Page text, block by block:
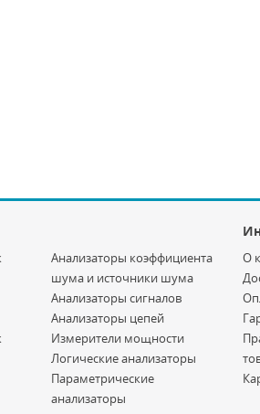
Анализаторы коэффициента
шума и источники шума
Анализаторы сигналов
Анализаторы цепей
Измерители мощности
Логические анализаторы
Параметрические
анализаторы
О